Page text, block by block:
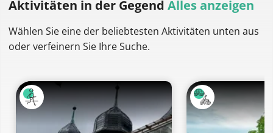
Aktivitäten in der Gegend Alles anzeigen
Wählen Sie eine der beliebtesten Aktivitäten unten aus
oder verfeinern Sie Ihre Suche.